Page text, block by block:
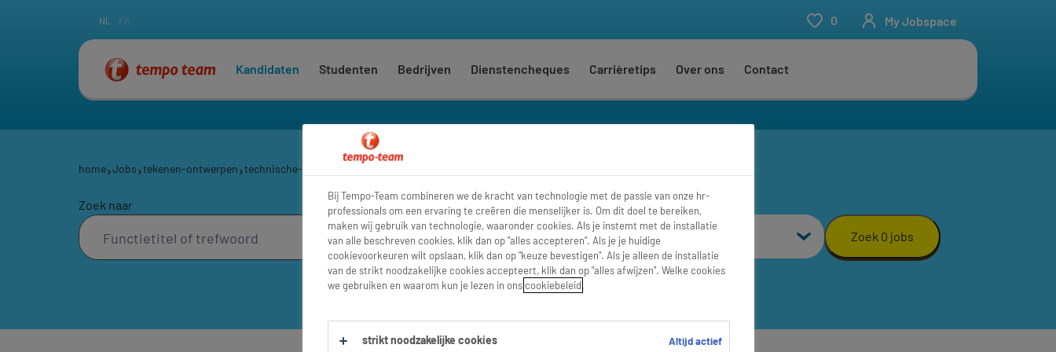
Kandidaten Studenten Bedrijven Dienstencheques Carrièretips Over ons Contact
0 My Jobspace
NL FR
home Jobs tekenen-ontwerpen technische-tekenaars-planners
Zoek naar Waar Straal
Zoek 0 jobs
Bij Tempo-Team combineren we de kracht van technologie met de passie van onze hr-
professionals om een ervaring te creëren die menselijker is. Om dit doel te bereiken,
maken wij gebruik van technologie, waaronder cookies. Als je instemt met de installatie
van alle beschreven cookies, klik dan op "alles accepteren". Als je je huidige
cookievoorkeuren wilt opslaan, klik dan op "keuze bevestigen". Als je alleen de installatie
van de strikt noodzakelijke cookies accepteert, klik dan op "alles afwijzen". Welke cookies
we gebruiken en waarom kun je lezen in onscookiebeleid.
strikt noodzakelijke cookies Altijd actief